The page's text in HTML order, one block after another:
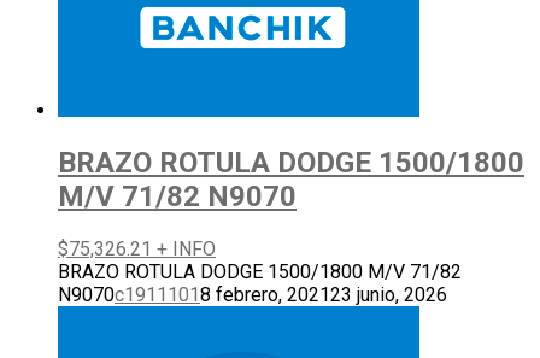
BRAZO ROTULA DODGE 1500/1800
M/V 71/82 N9070
$75,326.21 + INFO
BRAZO ROTULA DODGE 1500/1800 M/V 71/82
N9070c19111018 febrero, 202123 junio, 2026